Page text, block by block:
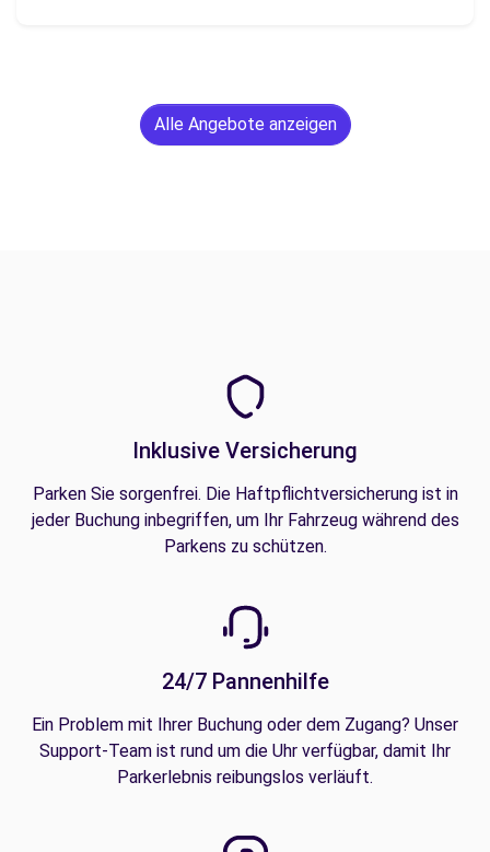
Alle Angebote anzeigen
Inklusive Versicherung
Parken Sie sorgenfrei. Die Haftpflichtversicherung ist in
jeder Buchung inbegriffen, um Ihr Fahrzeug während des
Parkens zu schützen.
24/7 Pannenhilfe
Ein Problem mit Ihrer Buchung oder dem Zugang? Unser
Support-Team ist rund um die Uhr verfügbar, damit Ihr
Parkerlebnis reibungslos verläuft.